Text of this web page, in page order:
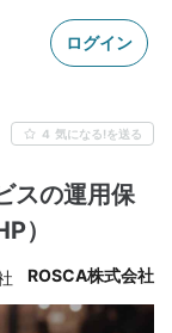
ログイン
4 気になる!を送る
スの運用保
）
ROSCA株式会社